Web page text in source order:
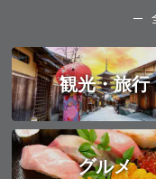
観光・旅行
グルメ